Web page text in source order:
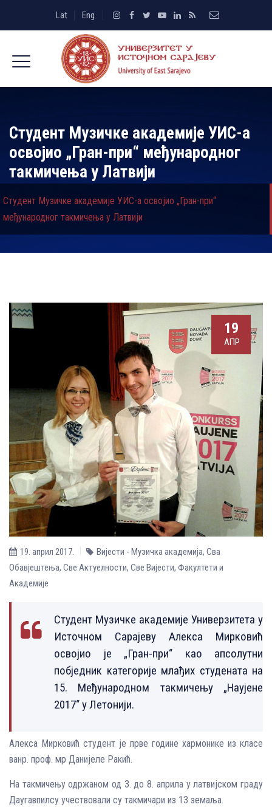
Lat Eng
Студент Музичке академије УИС-а
освојио „Гран-при“ међународног
такмичења у Латвији
Студент Музичке академије УИС-а освојио „Гран-при“
међународног такмичења у Латвији
19
АПР
19. април 2017. Вијести - Музичка aкадемија, Сва
Обавјештења, Све Aктуелности, Све Вијести, Факултети и
Академије
Студент Музичке академије Универзитета у
Источном Сарајеву Алекса Мирковић
освојио је „Гран-при“ као апсолутни
побједник категорије млађих студената на
15. Међународном такмичењу „Наујене
2017“ у Летонији.
Алекса Мирковић студент је прве године хармонике из класе
ванр. проф. мр Данијеле Ракић.
На такмичењу одржаном од 3. до 8. априла у латвијском граду
Даугавпилсу учествовали су такмичари из 13 земаља.